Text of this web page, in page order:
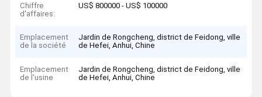
Chiffre
d'affaires:
US$ 800000 - US$ 100000
Emplacement
de la société
Jardin de Rongcheng, district de Feidong, ville
de Hefei, Anhui, Chine
Emplacement
de l'usine
Jardin de Rongcheng, district de Feidong, ville
de Hefei, Anhui, Chine